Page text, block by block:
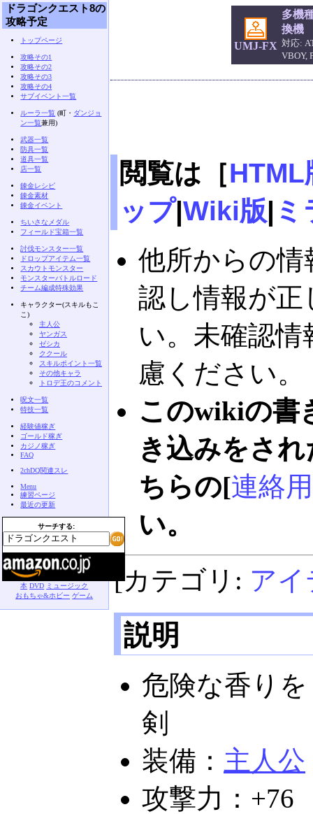
UMJ-FX
多機
換機
対応:
VBOY,
閲覧は［HTML
ップ|Wiki版| ミ
他所からの情
認し情報が
い。未確認
慮ください。
このwikiの書
き込みをさ
ちらの[連絡
い。
[カテゴリ: ア
説明
危険な香り
剣
装備： 主人公
攻撃力：+76
ドラゴンクエスト8の
攻略予定
トップページ
攻略その1
攻略その2
攻略その3
攻略その4
サブイベント一覧
ルーラ一覧 (町・ ダンジョ
ン一覧兼用)
武器一覧
防具一覧
道具一覧
店一覧
錬金レシピ
錬金素材
錬金イベント
ちいさなメダル
フィールド宝箱一覧
討伐モンスター一覧
ドロップアイテム一覧
スカウトモンスター
モンスターバトルロード
チーム編成特殊効果
キャラクター(スキルもこ
こ)
主人公
ヤンガス
ゼシカ
ククール
スキルポイント一覧
その他キャラ
トロデ王のコメント
呪文一覧
特技一覧
経験値稼ぎ
ゴールド稼ぎ
カジノ稼ぎ
FAQ
2chDQ関連スレ
Menu
練習ページ
最近の更新
サーチする:
本 DVD ミュージック
おもちゃ&ホビー ゲーム